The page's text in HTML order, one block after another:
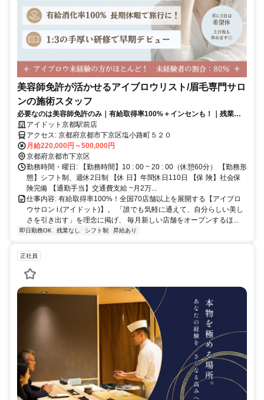
美容師免許が活かせるアイブロウリスト/眉毛専門サロ
ンの施術スタッフ
必要なのは美容師免許のみ｜有給取得率100%＋インセンも！｜残業な
し・研修中も給与支給
アイドット京都駅前店
アクセス: 京都府京都市下京区塩小路町５２０
月給220,000円～500,000円
京都府京都市下京区
勤務時間・曜日: 【勤務時間】10 : 00 ~ 20 : 00（休憩60分） 【勤務形
態】シフト制、週休2日制 【休 日】年間休日110日 【保 険】社会保
険完備 【通勤手当】交通費支給 ~月2万...
仕事内容: 有給取得率100%！全国70店舗以上を展開する【アイブロ
ウサロン i.(アイドット)】。 「誰でも気軽に通えて、自分らしい美し
さを引き出す」を理念に掲げ、 毎月新しい店舗をオープンするほ...
即日勤務OK 残業なし シフト制 昇給あり
正社員